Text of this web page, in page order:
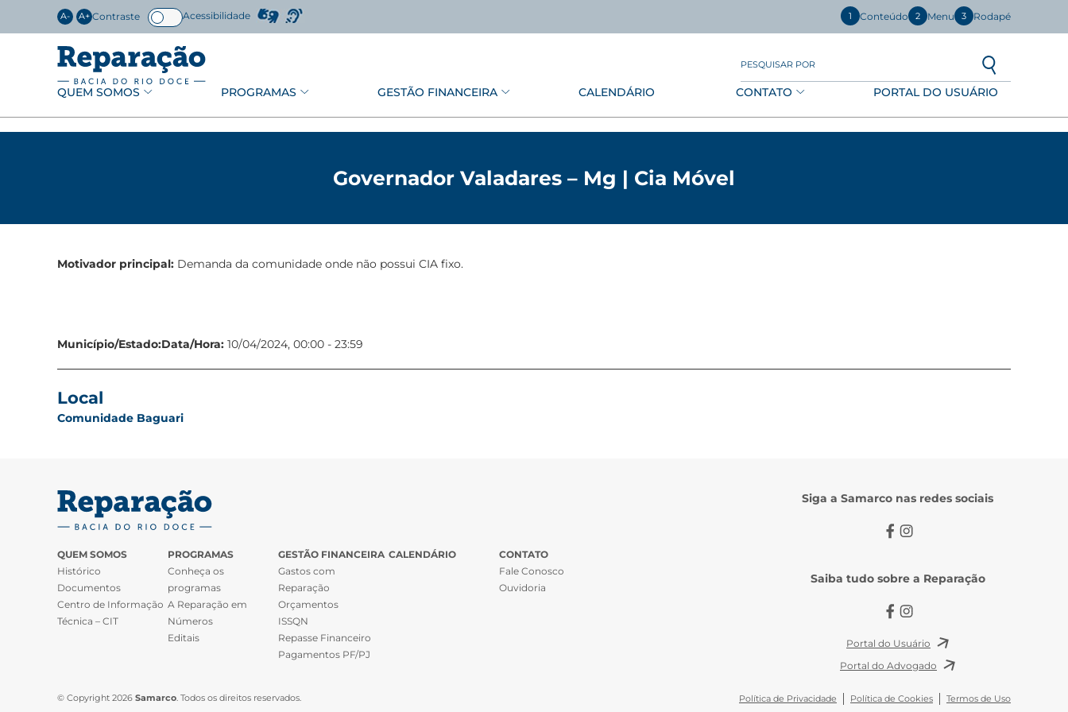
PESQUISAR POR
QUEM SOMOS PROGRAMAS GESTÃO FINANCEIRA CALENDÁRIO CONTATO PORTAL DO USUÁRIO
Acessibilidade
A- A+ Contraste 1 Conteúdo 2 Menu 3 Rodapé
Governador Valadares – Mg | Cia Móvel
Motivador principal: Demanda da comunidade onde não possui CIA fixo.
Município/Estado:Data/Hora: 10/04/2024, 00:00 - 23:59
Local
Comunidade Baguari
QUEM SOMOS
Histórico
Documentos
Centro de Informação
Técnica – CIT
PROGRAMAS
Conheça os
programas
A Reparação em
Números
Editais
GESTÃO FINANCEIRA
Gastos com
Reparação
Orçamentos
ISSQN
Repasse Financeiro
Pagamentos PF/PJ
CALENDÁRIO
CONTATO
Fale Conosco
Ouvidoria
Siga a Samarco nas redes sociais
Saiba tudo sobre a Reparação
Portal do Usuário
Portal do Advogado
© Copyright 2026 Samarco. Todos os direitos reservados. Política de Privacidade Política de Cookies Termos de Uso